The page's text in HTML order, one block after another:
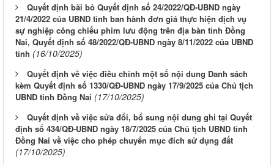
Quyết định bãi bỏ Quyết định số 24/2022/QĐ-UBND ngày
21/4/2022 của UBND tỉnh ban hành đơn giá thực hiện dịch vụ
sự nghiệp công chiếu phim lưu động trên địa bàn tỉnh Đồng
Nai, Quyết định số 48/2022/QĐ-UBND ngày 8/11/2022 của UBND
tỉnh (16/10/2025)
Quyết định về việc điều chỉnh một số nội dung Danh sách
kèm Quyết định số 1330/QĐ-UBND ngày 17/9/2025 của Chủ tịch
UBND tỉnh Đồng Nai (17/10/2025)
Quyết định về việc sửa đổi, bổ sung nội dung ghi tại Quyết
định số 434/QĐ-UBND ngày 18/7/2025 của Chủ tịch UBND tỉnh
Đồng Nai về việc cho phép chuyển mục đích sử dụng đất
(17/10/2025)